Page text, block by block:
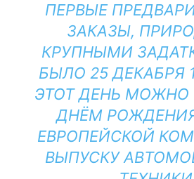
ПЕРВЫЕ
ЗАКАЗЫ,
КРУПНЫМИ
БЫЛО 25 ДЕКАБРЯ
ЭТОТ ДЕНЬ МОЖНО
ДНЁМ
ЕВРОПЕЙСКОЙ
ВЫПУСКУ